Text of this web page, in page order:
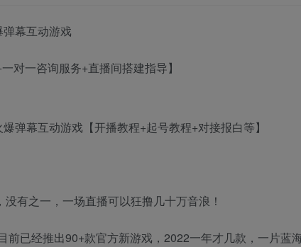
幕互动游戏
对一咨询服务+直播间搭建指导】
有之一，一场直播可以狂撸几十万音浪！
已经推出90+款官方新游戏，2022一年才几款，一片蓝